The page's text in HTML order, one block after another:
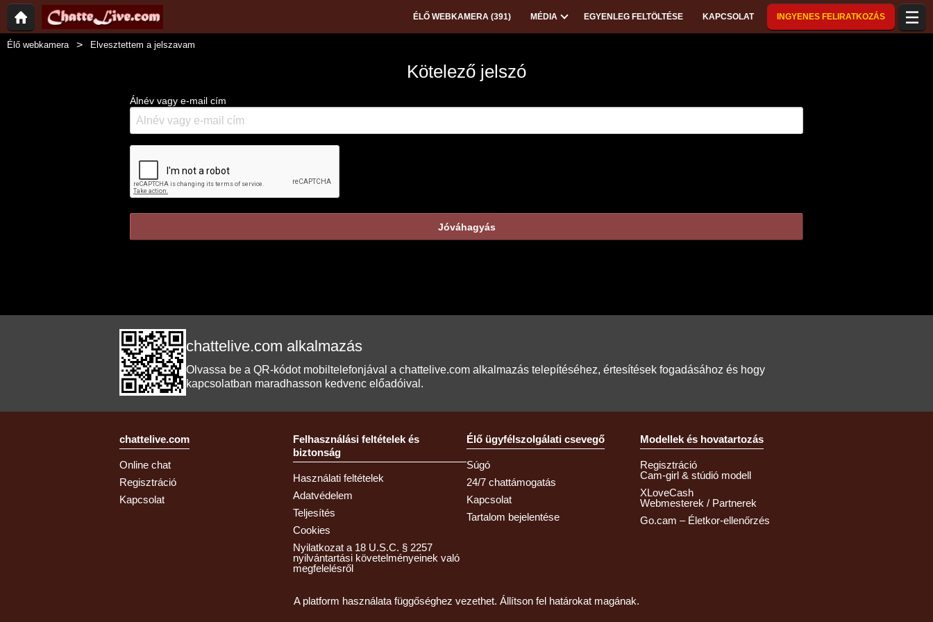
ÉLŐ WEBKAMERA (391) MÉDIA EGYENLEG FELTÖLTÉSE KAPCSOLAT INGYENES FELIRATKOZÁS
Élő webkamera Elvesztettem a jelszavam
Kötelező jelszó
Álnév vagy e-mail cím
Jóváhagyás
chattelive.com alkalmazás
Olvassa be a QR-kódot mobiltelefonjával a chattelive.com alkalmazás telepítéséhez, értesítések fogadásához és hogy
kapcsolatban maradhasson kedvenc előadóival.
chattelive.com
Online chat
Regisztráció
Kapcsolat
Felhasználási feltételek és
biztonság
Használati feltételek
Adatvédelem
Teljesítés
Cookies
Nyilatkozat a 18 U.S.C. § 2257
nyilvántartási követelményeinek való
megfelelésről
Élő ügyfélszolgálati csevegő
Súgó
24/7 chattámogatás
Kapcsolat
Tartalom bejelentése
Modellek és hovatartozás
Regisztráció
Cam-girl & stúdió modell
XLoveCash
Webmesterek / Partnerek
Go.cam – Életkor-ellenőrzés
A platform használata függőséghez vezethet. Állítson fel határokat magának.